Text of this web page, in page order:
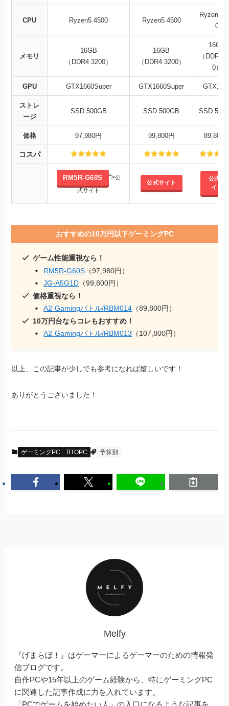
CPU Ryzen5 4500 Ryzen5 4500
Ryzen5
0
メモリ
16GB
（DDR4 3200）
16GB
（DDR4 3200）
16GB
（DDR4
0）
GPU GTX1660Super GTX1660Super
ストレ
ージ
SSD 500GB SSD 500GB SSD
価格 97,980円 99,800円 89,800
コスパ
RM5R-G60S “>公
式サイト
公式サイト
公式サ
イト
おすすめの10万円以下ゲーミングPC
ゲーム性能重視なら！
RM5R-G60S （97,980円）
JG-A5G1D （99,800円）
価格重視なら！
A2-Gamingバトル/RBM014 （89,800円）
10万円台ならコレもおすすめ！
A2-Gamingバトル/RBM013 （107,800円）
以上、この記事が少しでも参考になれば嬉しいです！
ありがとうございました！
ゲーミングPC BTOPC 予算別
Melfy
『げまらぼ！』はゲーマーによるゲーマーのための情報発
信ブログです。
自作PCや15年以上のゲーム経験から、特にゲーミングPC
に関連した記事作成に力を入れています。
「PCでゲームを始めたい人」の入口になるような記事を